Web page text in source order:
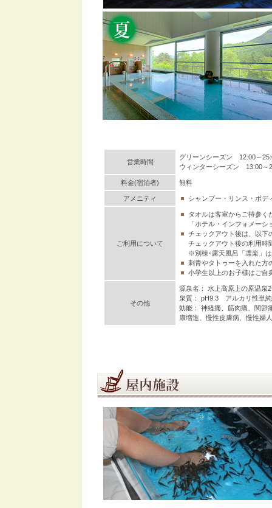
営業時間
グリーンシーズン 12:00～
ウィンターシーズン 13:00～
料金(宿泊者) 無料
アメニティ シャンプー・リンス・ボデ
ご利用について
タオルは客室からご持参く
「ホテル・インフォメー
チェックアウト後は、以下
チェックアウト後の利用
※別棟･露天風呂「凛楽」
刺青やタトゥーを入れた方
小学生以上のお子様はご自
その他
源泉名： 水上高原上の原温泉
泉質： pH9.3 アルカリ性単
効能： 神経痛、筋肉痛、関節
康増進、慢性皮膚病、慢性婦